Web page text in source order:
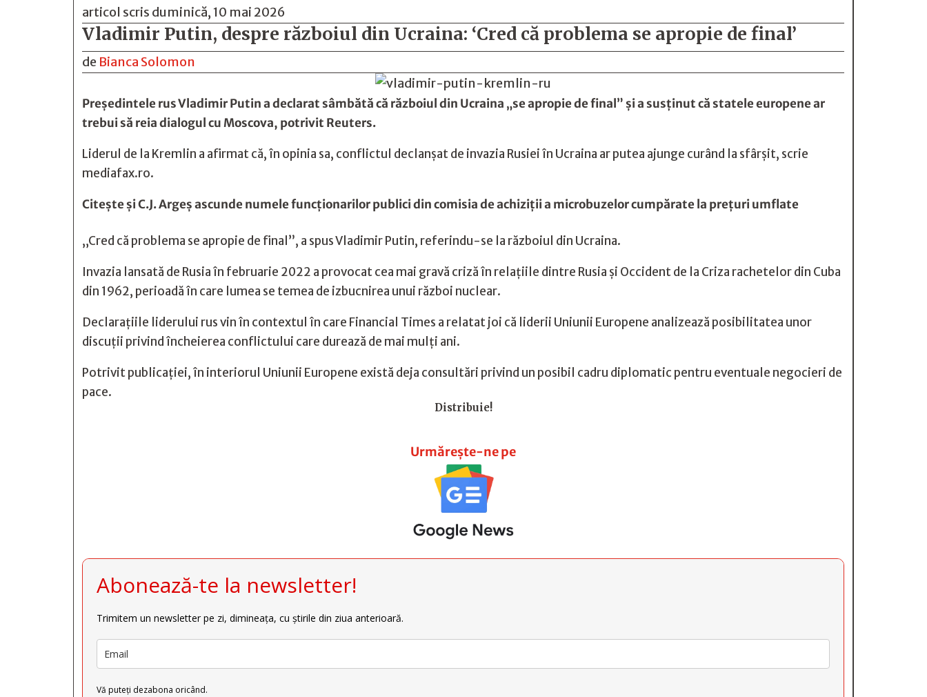
articol scris duminică, 10 mai 2026
Vladimir Putin, despre războiul din Ucraina: ‘Cred că problema se apropie de final’
de Bianca Solomon
Președintele rus Vladimir Putin a declarat sâmbătă că războiul din Ucraina „se apropie de final” și a susținut că statele europene ar
trebui să reia dialogul cu Moscova, potrivit Reuters.
Liderul de la Kremlin a afirmat că, în opinia sa, conflictul declanșat de invazia Rusiei în Ucraina ar putea ajunge curând la sfârșit, scrie
mediafax.ro.
Citește șiC.J. Argeş ascunde numele funcţionarilor publici din comisia de achiziţii a microbuzelor cumpărate la preţuri umflate
„Cred că problema se apropie de final”, a spus Vladimir Putin, referindu-se la războiul din Ucraina.
Invazia lansată de Rusia în februarie 2022 a provocat cea mai gravă criză în relațiile dintre Rusia și Occident de la Criza rachetelor din Cuba
din 1962, perioadă în care lumea se temea de izbucnirea unui război nuclear.
Declarațiile liderului rus vin în contextul în care Financial Times a relatat joi că liderii Uniunii Europene analizează posibilitatea unor
discuții privind încheierea conflictului care durează de mai mulți ani.
Potrivit publicației, în interiorul Uniunii Europene există deja consultări privind un posibil cadru diplomatic pentru eventuale negocieri de
pace.
Distribuie!
Urmărește-ne pe
Abonează-te la newsletter!
Trimitem un newsletter pe zi, dimineața, cu știrile din ziua anterioară.
Vă puteți dezabona oricând.